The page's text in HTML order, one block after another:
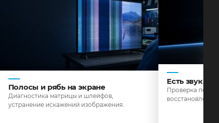
Полосы и рябь на экране
Диагностика матрицы и шлейфов,
устранение искажений изображения.
Есть звук,
Проверка
восстановление